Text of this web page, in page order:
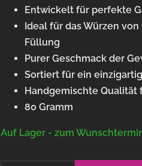
Entwickelt für perfekte
Ideal für das Würzen
Füllung
Purer Geschmack der
Sortiert für ein
Handgemischte Qualität
80 Gramm
Auf Lager - zum